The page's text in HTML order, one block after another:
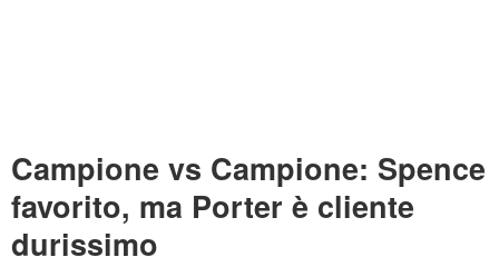
Campione vs Campione: Spence
favorito, ma Porter è cliente
durissimo